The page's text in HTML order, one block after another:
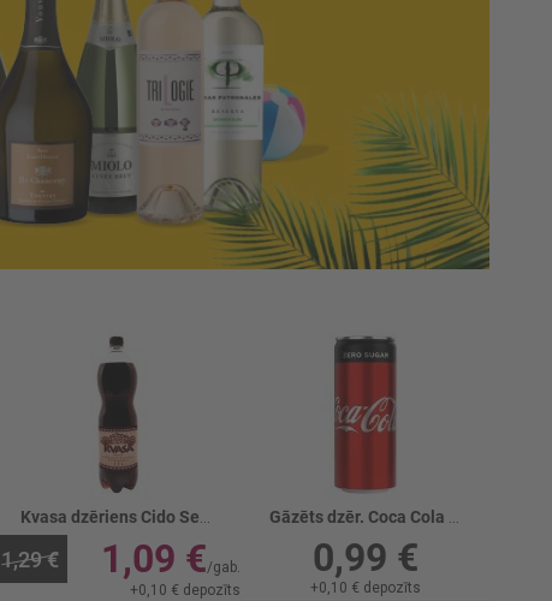
Kvasa dzēriens Cido Senču
1,29 € 1,09 €
+0,10 € depozīts
Gāzēts dzēr. Coca Cola Zero skārd. gāzēts
0,99 €
+0,10 € depozīts